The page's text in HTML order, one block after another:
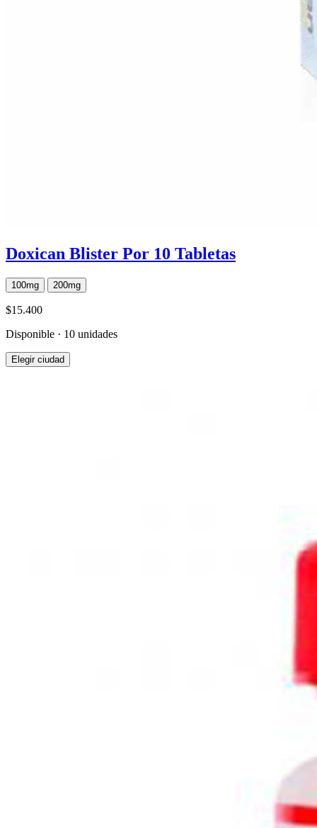
Doxican Blister Por 10 Tabletas
100mg 200mg
$15.400
Disponible · 10 unidades
Elegir ciudad